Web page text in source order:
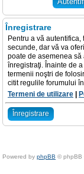
Înregistrare
Pentru a vă
secunde, dar vă va
poate de asemenea
înregistraţi. Înainte de
termenii noştri de
citit regulile forumului
Termeni de utilizare
Înregistrare
Powered by phpBB © phpBB